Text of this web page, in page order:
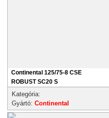
Continental 125/75-8 CSE
ROBUST SC20 S
Kategória:
Gyártó: Continental